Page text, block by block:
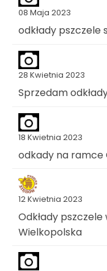
08 Maja 2023
odkłady pszczele
28 Kwietnia 2023
Sprzedam
18 Kwietnia 2023
odkady na ramce
12 Kwietnia 2023
Odkłady
Wielkopolska